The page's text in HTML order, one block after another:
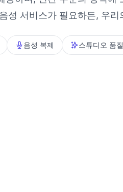
성 서비스가 필요하든, 우
음성 복제 스튜디오 품질